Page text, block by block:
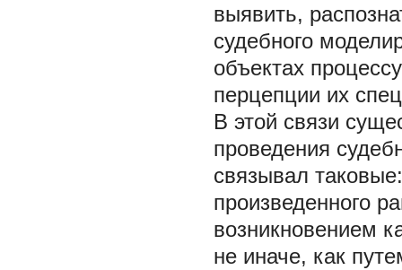
выявить,
судебного
объектах
перцепции их
В этой связи
проведения
связывал
произведенного
возникновением
не иначе, как